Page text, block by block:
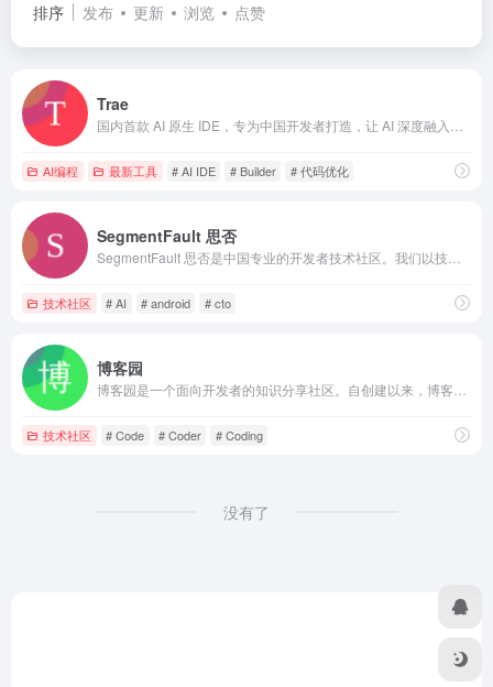
排序 发布 更新 浏览 点赞
Trae
AI编程 最新工具 # AI IDE # Builder # 代码优化
SegmentFault 思否
技术社区 # AI # android # cto
博客园
技术社区 # Code # Coder # Coding
没有了